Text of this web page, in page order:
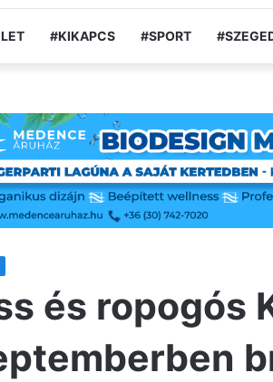
#KIKAPCS #SPORT
és ropogós